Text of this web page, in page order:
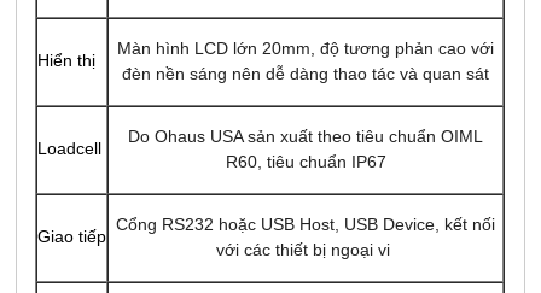
Hiển thị
Màn hình LCD lớn 20mm, độ tương phản cao với
đèn nền sáng nên dễ dàng thao tác và quan sát
Loadcell
Do Ohaus USA sản xuất theo tiêu chuẩn OIML
R60, tiêu chuẩn IP67
Giao tiếp
Cổng RS232 hoặc USB Host, USB Device, kết nối
với các thiết bị ngoại vi